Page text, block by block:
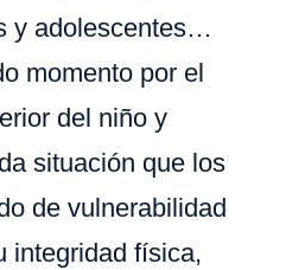
y adolescentes…
momento por el
del niño y
situación que los
de vulnerabilidad
integridad física,